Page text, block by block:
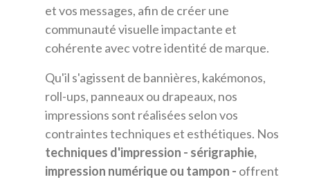
et vos messages, afin de créer une
communauté visuelle impactante et
cohérente avec votre identité de marque.
Qu'il s'agissent de bannières, kakémonos,
roll-ups, panneaux ou drapeaux, nos
impressions sont réalisées selon vos
contraintes techniques et esthétiques. Nos
techniques d'impression - sérigraphie,
impression numérique ou tampon - offrent